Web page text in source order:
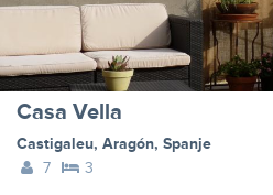
Casa Vella
Castigaleu, Aragón, Spanje
7
3